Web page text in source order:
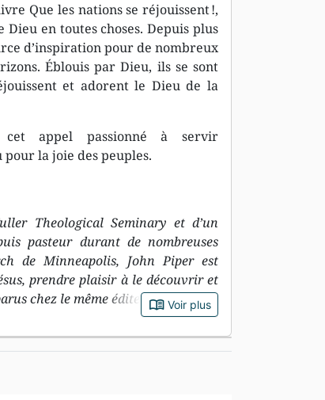
Que les nations se réjouissent !,
en toutes choses. Depuis plus
d’inspiration pour de nombreux
Éblouis par Dieu, ils se sont
et adorent le Dieu de la
cet appel passionné à servir
la joie des peuples.
Theological Seminary et d’un
pasteur durant de nombreuses
de Minneapolis, John Piper est
prendre plaisir à le découvrir et
chez le même éditeur.book_open Voir plus